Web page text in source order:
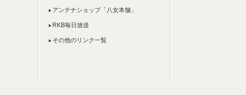
アンテナショップ「八女本舗」
RKB毎日放送
その他のリンク一覧